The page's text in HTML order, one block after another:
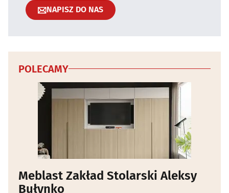
NAPISZ DO NAS
POLECAMY
Meblast Zakład Stolarski Aleksy
Bułynko